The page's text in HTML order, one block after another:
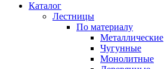
Каталог
Лестницы
По материалу
Металлические
Чугунные
Монолитные